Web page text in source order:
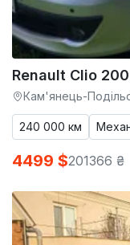
Renault Clio
Кам'янець-
240 000 км
4499 $201366 ₴